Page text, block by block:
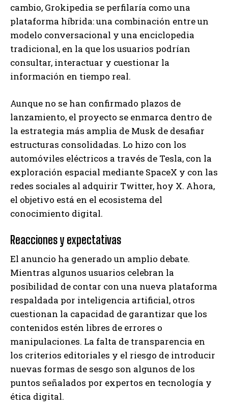
cambio, Grokipedia se perfilaría como una
plataforma híbrida: una combinación entre un
modelo conversacional y una enciclopedia
tradicional, en la que los usuarios podrían
consultar, interactuar y cuestionar la
información en tiempo real.
Aunque no se han confirmado plazos de
lanzamiento, el proyecto se enmarca dentro de
la estrategia más amplia de Musk de desafiar
estructuras consolidadas. Lo hizo con los
automóviles eléctricos a través de Tesla, con la
exploración espacial mediante SpaceX y con las
redes sociales al adquirir Twitter, hoy X. Ahora,
el objetivo está en el ecosistema del
conocimiento digital.
Reacciones y expectativas
El anuncio ha generado un amplio debate.
Mientras algunos usuarios celebran la
posibilidad de contar con una nueva plataforma
respaldada por inteligencia artificial, otros
cuestionan la capacidad de garantizar que los
contenidos estén libres de errores o
manipulaciones. La falta de transparencia en
los criterios editoriales y el riesgo de introducir
nuevas formas de sesgo son algunos de los
puntos señalados por expertos en tecnología y
ética digital.